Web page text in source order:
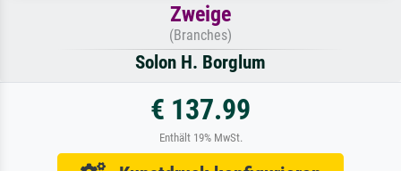
Zweige
(Branches)
Solon H. Borglum
€ 137.99
Enthält 19% MwSt.